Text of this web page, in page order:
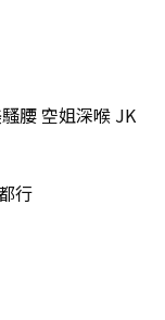
腰 空姐深喉 JK
行